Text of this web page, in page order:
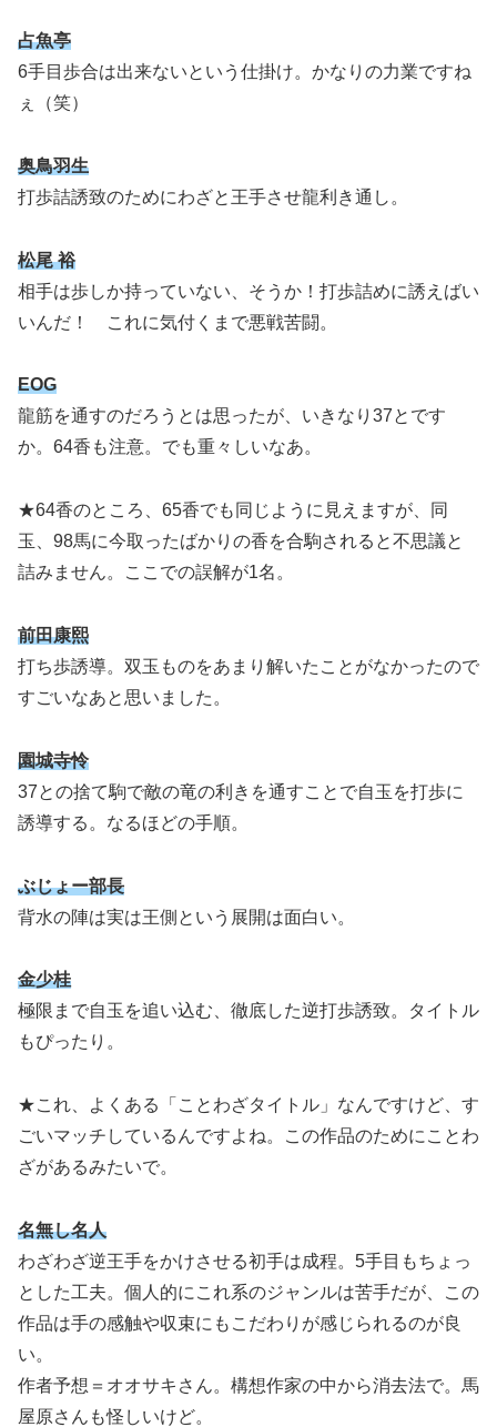
占魚亭
6手目歩合は出来ないという仕掛け。かなりの力業ですね
ぇ（笑）
奥鳥羽生
打歩詰誘致のためにわざと王手させ龍利き通し。
松尾 裕
相手は歩しか持っていない、そうか！打歩詰めに誘えばい
いんだ！ これに気付くまで悪戦苦闘。
EOG
龍筋を通すのだろうとは思ったが、いきなり37とです
か。64香も注意。でも重々しいなあ。
★64香のところ、65香でも同じように見えますが、同
玉、98馬に今取ったばかりの香を合駒されると不思議と
詰みません。ここでの誤解が1名。
前田康熙
打ち歩誘導。双玉ものをあまり解いたことがなかったので
すごいなあと思いました。
園城寺怜
37との捨て駒で敵の竜の利きを通すことで自玉を打歩に
誘導する。なるほどの手順。
ぶじょー部長
背水の陣は実は王側という展開は面白い。
金少桂
極限まで自玉を追い込む、徹底した逆打歩誘致。タイトル
もぴったり。
★これ、よくある「ことわざタイトル」なんですけど、す
ごいマッチしているんですよね。この作品のためにことわ
ざがあるみたいで。
名無し名人
わざわざ逆王手をかけさせる初手は成程。5手目もちょっ
とした工夫。個人的にこれ系のジャンルは苦手だが、この
作品は手の感触や収束にもこだわりが感じられるのが良
い。
作者予想＝オオサキさん。構想作家の中から消去法で。馬
屋原さんも怪しいけど。